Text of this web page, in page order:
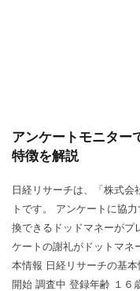
アンケートモニター
特徴を解説
日経リサーチは、「株式会
トです。 アンケートに協
換できるドッドマネーが
ケートの謝礼がドットマネ
本情報 日経リサーチの基
開始 調査中 登録年齢 １